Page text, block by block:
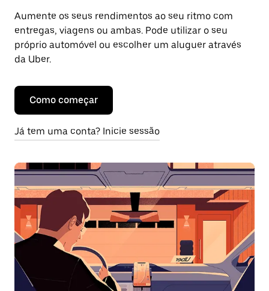
Aumente os seus rendimentos ao seu ritmo com
entregas, viagens ou ambas. Pode utilizar o seu
próprio automóvel ou escolher um aluguer através
da Uber.
Como começar
Já tem uma conta? Inicie sessão